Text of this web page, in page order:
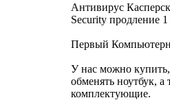
Антивирус
Security продление
Первый
У нас можно купить,
обменять ноутбук,
комплектующие.